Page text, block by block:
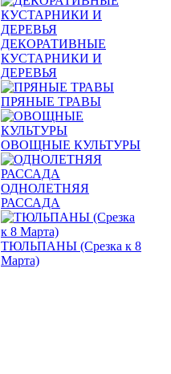
ДЕКОРАТИВНЫЕ
КУСТАРНИКИ И
ДЕРЕВЬЯ
ПРЯНЫЕ ТРАВЫ
ОВОЩНЫЕ КУЛЬТУРЫ
ОДНОЛЕТНЯЯ
РАССАДА
ТЮЛЬПАНЫ (Срезка к 8
Марта)